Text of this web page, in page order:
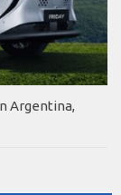
Argentina,